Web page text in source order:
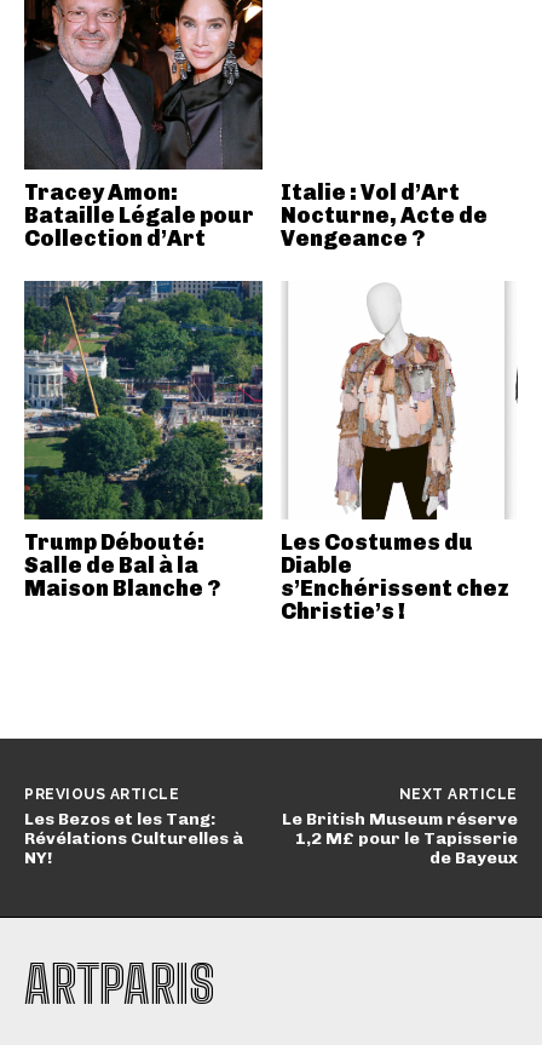
Tracey Amon:
Bataille Légale pour
Collection d’Art
Italie : Vol d’Art
Nocturne, Acte de
Vengeance ?
Trump Débouté:
Salle de Bal à la
Maison Blanche ?
Les Costumes du
Diable
s’Enchérissent chez
Christie’s !
PREVIOUS ARTICLE
Les Bezos et les Tang:
Révélations Culturelles à
NY!
NEXT ARTICLE
Le British Museum réserve
1,2 M£ pour le Tapisserie
de Bayeux
ARTPARIS